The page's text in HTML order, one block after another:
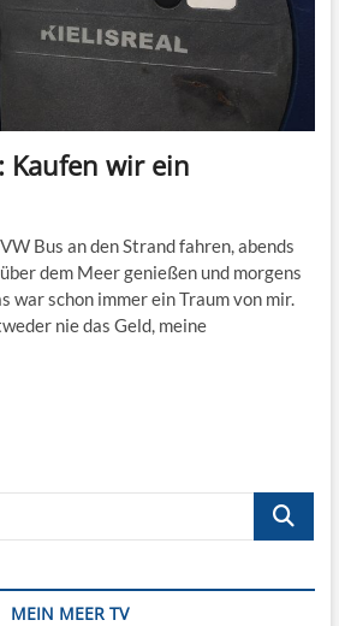
Kaufen wir ein
Bus an den Strand fahren, abends
dem Meer genießen und morgens
war schon immer ein Traum von mir.
nie das Geld, meine
Suche
MEIN MEER TV